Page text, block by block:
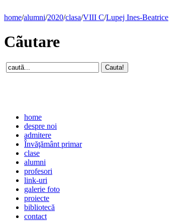
home/alumni/2020/clasa/VIII C/Lupej Ines-Beatrice
Cãutare
home
despre noi
admitere
Învăţământ primar
clase
alumni
profesori
link-uri
galerie foto
proiecte
bibliotecă
contact